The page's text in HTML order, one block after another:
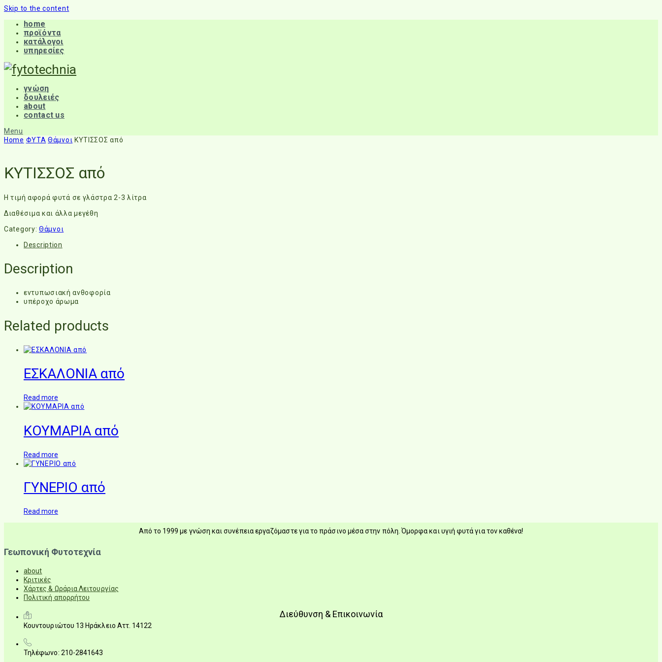
Skip to the content
home
προϊόντα
κατάλογοι
υπηρεσίες
γνώση
δουλειές
about
contact us
Menu
Home ΦΥΤΑ Θάμνοι ΚΥΤΙΣΣΟΣ από
ΚΥΤΙΣΣΟΣ από
Η τιμή αφορά φυτά σε γλάστρα 2-3 λίτρα
Διαθέσιμα και άλλα μεγέθη
Category: Θάμνοι
Description
Description
εντυπωσιακή ανθοφορία
υπέροχο άρωμα
Related products
ΕΣΚΑΛΟΝΙΑ από
Read more
ΚΟΥΜΑΡΙΑ από
Read more
ΓΥΝΕΡΙΟ από
Read more
Από το 1999 με γνώση και συνέπεια εργαζόμαστε για το πράσινο μέσα στην πόλη. Όμορφα και υγιή φυτά για τον καθένα!
Γεωπονική Φυτοτεχνία
about
Κριτικές
Χάρτες & Ωράρια Λειτουργίας
Πολιτική απορρήτου
Διεύθυνση & Επικοινωνία
Κουντουριώτου 13 Ηράκλειο Αττ. 14122
Τηλέφωνο: 210-2841643